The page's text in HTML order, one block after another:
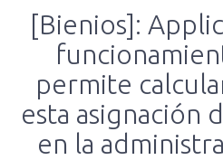
[Bienios]:
permite
esta asignación
en la